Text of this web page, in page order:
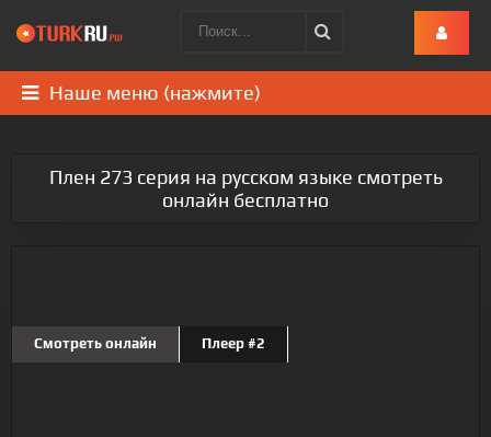
Наше меню (нажмите)
Плен 273 серия на русском языке смотреть
онлайн бесплатно
Смотреть онлайн Плеер #2